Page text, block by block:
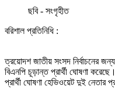
ছবি - সংগৃহীত
বরিশাল প্রতিনিধি :
ত্রয়োদশ জাতীয় সংসদ নির্বাচনের
বিএনপি চূড়ান্ত প্রার্থী ঘোষণা
প্রার্থী ঘোষণা হেভিওয়েট দুই নেতার